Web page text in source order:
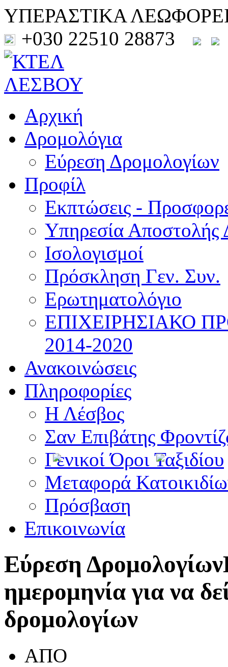
ΥΠΕΡΑΣΤΙΚΑ
+030 22510 28873
Αρχική
Δρομολόγια
Εύρεση Δρομολογίων
Προφίλ
Εκπτώσεις -
Υπηρεσία Αποστολής
Ισολογισμοί
Πρόσκληση Γεν. Συν.
Ερωτηματολόγιο
ΕΠΙΧΕΙΡΗΣΙΑΚΟ
2014-2020
Ανακοινώσεις
Πληροφορίες
Η Λέσβος
Σαν Επιβάτης
Γενικοί Όροι Ταξιδίου
Μεταφορά
Πρόσβαση
Επικοινωνία
Εύρεση Δρομολογίων
ημερομηνία για να
δρομολογίων
ΑΠΟ